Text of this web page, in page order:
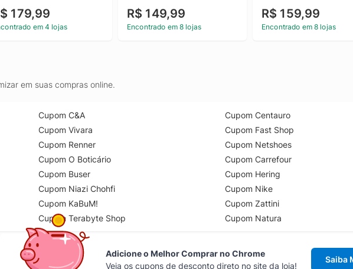
179,99
em 4 lojas
R$ 149,99
Encontrado em 8 lojas
R$ 159,99
Encontrado em 8 lojas
em suas compras online.
Cupom C&A
Cupom Vivara
Cupom Renner
Cupom O Boticário
Cupom Buser
Cupom Niazi Chohfi
Cupom KaBuM!
Cupom Terabyte Shop
Cupom Centauro
Cupom Fast Shop
Cupom Netshoes
Cupom Carrefour
Cupom Hering
Cupom Nike
Cupom Zattini
Cupom Natura
Adicione o Melhor Comprar no Chrome
Veja os cupons de desconto direto no site da loja!
Saiba